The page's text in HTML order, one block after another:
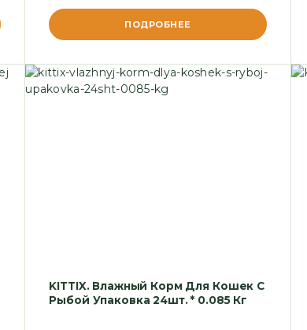
ПОДРОБНЕЕ
KITTIX. Влажный Корм Для Кошек С
Рыбой Упаковка 24шт. * 0.085 Кг